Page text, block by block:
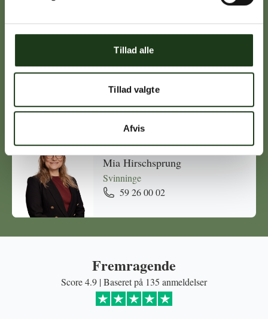
Tillad alle
Tillad valgte
Afvis
Michael Ørskov
Holbæk
Mia Hirschsprung
Svinninge
59 26 00 02
Fremragende
Score 4.9 | Baseret på 135 anmeldelser